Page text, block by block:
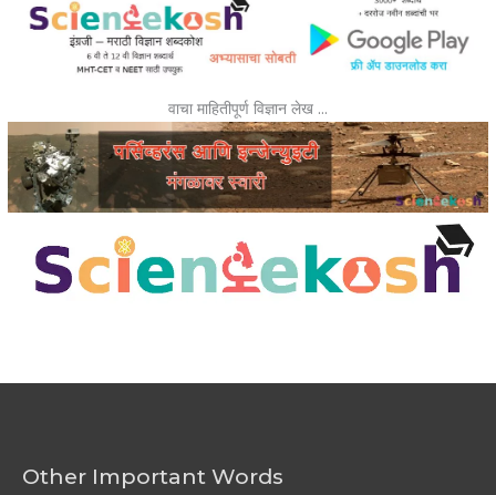
वाचा माहितीपूर्ण विज्ञान लेख …
Other Important Words